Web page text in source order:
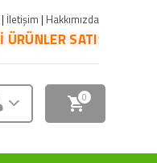
| İletişim | Hakkımızda
SATIŞA
0